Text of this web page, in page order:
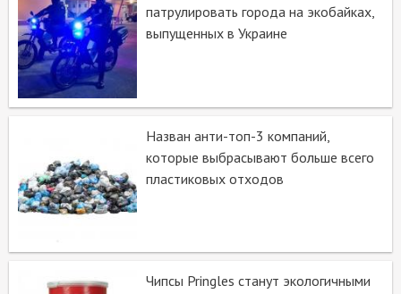
патрулировать города на экобайках,
выпущенных в Украине
Назван анти-топ-3 компаний,
которые выбрасывают больше всего
пластиковых отходов
Чипсы Pringles станут экологичными